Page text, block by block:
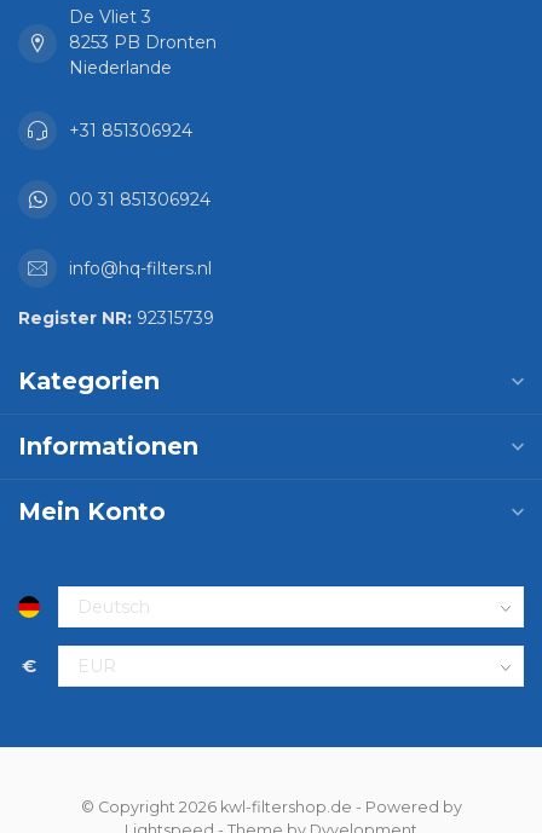
De Vliet 3
8253 PB Dronten
Niederlande
+31 851306924
00 31 851306924
info@hq-filters.nl
Register NR: 92315739
Kategorien
Informationen
Mein Konto
€
© Copyright 2026 kwl-filtershop.de - Powered by